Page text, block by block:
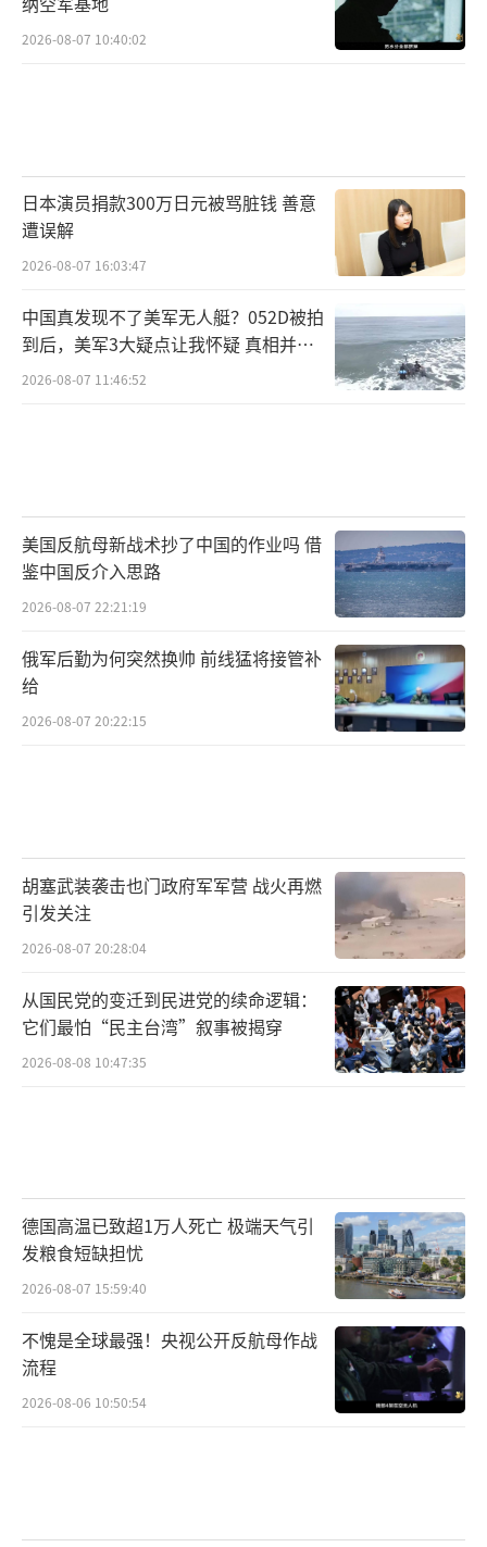
听到真实的爆炸声。这对于一个几十年来相对
和平的海湾富国来说，是一种极其不寻常的体
巴林的情况更尴尬。第五舰队总部就在巴
林，这是美国海军在中东的指挥中枢。伊朗的
导弹和无人机直接瞄准这里，巴林的“爱国
者”防空系统紧急拦截。拦截成功还好，失败
的话，伤害的都是巴林。
阿联酋暂停机场运营和所有航班起降，这
的是民航客机还是无人机，你不知道下一枚导
弹会落在哪里。
这给所有把国家安全寄托在美军基地上的
国家提了一个醒：当美国到处树敌的时候，你
土地上的美军基地可能随时从资产变成负债。
美国在全球有约750个军事基地，分布在80多个
国家和地区。每一个基地的东道国都应该认真
看，这次事件释放了一个更深刻的信号：伊朗
不再惧怕美国。过去几十年里，中东地区的冲
突逻辑大致是这样的：美国可以打别人，别人
打美国基地的代价大到不可承受。但伊朗这次
用行动测试了这个信念。测试的结果是：打完
了，天没有塌。
源不是无限的。欧洲方向要应对俄乌冲突的持
续消耗，印太方向要维持对中国的战略威慑，
国内还有各种政治分歧和经济压力。在这个背
景下，中东如果再爆发一场需要投入大量兵力
和资源的冲突，对美国来说绝对不是一个好消
息。
2026-08-07 10:40:02
日本演员捐款300万日元被骂脏钱 善意
遭误解
2026-08-07 16:03:47
中国真发现不了美军无人艇？052D被拍
到后，美军3大疑点让我怀疑 真相并非
如此
2026-08-07 11:46:52
美国反航母新战术抄了中国的作业吗 借
鉴中国反介入思路
2026-08-07 22:21:19
俄军后勤为何突然换帅 前线猛将接管补
给
2026-08-07 20:22:15
胡塞武装袭击也门政府军军营 战火再燃
引发关注
2026-08-07 20:28:04
从国民党的变迁到民进党的续命逻辑：
它们最怕“民主台湾”叙事被揭穿
2026-08-08 10:47:35
德国高温已致超1万人死亡 极端天气引
发粮食短缺担忧
2026-08-07 15:59:40
不愧是全球最强！央视公开反航母作战
流程
2026-08-06 10:50:54